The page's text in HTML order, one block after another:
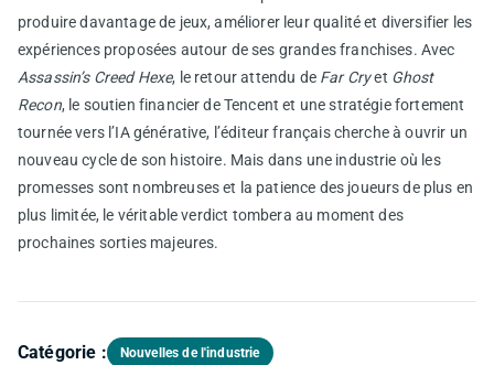
produire davantage de jeux, améliorer leur qualité et diversifier les
expériences proposées autour de ses grandes franchises. Avec
Assassin’s Creed Hexe, le retour attendu de Far Cryet Ghost
Recon, le soutien financier de Tencent et une stratégie fortement
tournée vers l’IA générative, l’éditeur français cherche à ouvrir un
nouveau cycle de son histoire. Mais dans une industrie où les
promesses sont nombreuses et la patience des joueurs de plus en
plus limitée, le véritable verdict tombera au moment des
prochaines sorties majeures.
Catégorie : Nouvelles de l'industrie